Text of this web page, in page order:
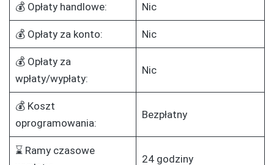
💰 Opłaty handlowe: Nic
💰 Opłaty za konto: Nic
💰 Opłaty za
wpłaty/wypłaty:
Nic
💰 Koszt
oprogramowania:
Bezpłatny
⌛ Ramy czasowe
24 godziny